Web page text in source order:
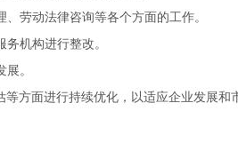
劳动法律咨询等各个方面的工作。‌
机构进行整改。‌
。‌
方面进行持续优化，‌以适应企业发展和